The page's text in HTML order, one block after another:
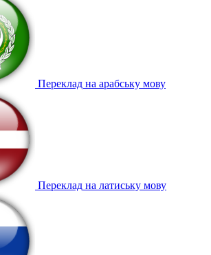
Переклад на арабську мову
Переклад на латиську мову